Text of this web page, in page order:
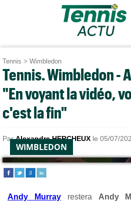
Tennis > Wimbledon
Tennis. Wimbledon -
"En voyant la vidéo,
c'est la fin"
ParAlexandre HERCHEUX le 05/07/
WIMBLEDON
Andy Murray restera Andy